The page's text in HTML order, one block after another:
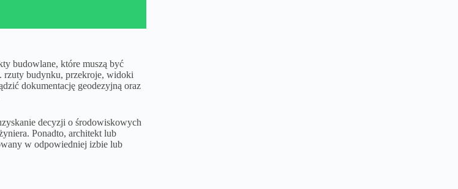
budowlane, które muszą być
rzuty budynku, przekroje, widoki
dokumentację geodezyjną oraz
decyzji o środowiskowych
Ponadto, architekt lub
w odpowiedniej izbie lub